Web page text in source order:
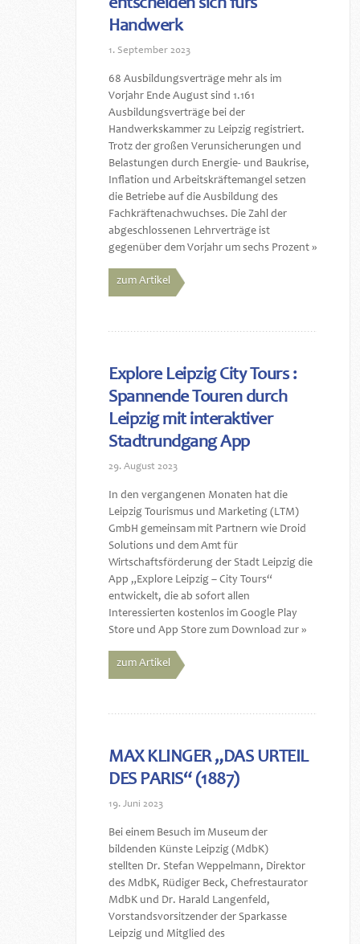
entscheiden sich fürs
Handwerk
1. September 2023
68 Ausbildungsverträge mehr als im
Vorjahr Ende August sind 1.161
Ausbildungsverträge bei der
Handwerkskammer zu Leipzig registriert.
Trotz der großen Verunsicherungen und
Belastungen durch Energie- und Baukrise,
Inflation und Arbeitskräftemangel setzen
die Betriebe auf die Ausbildung des
Fachkräftenachwuchses. Die Zahl der
abgeschlossenen Lehrverträge ist
gegenüber dem Vorjahr um sechs Prozent »
zum Artikel
Explore Leipzig City Tours :
Spannende Touren durch
Leipzig mit interaktiver
Stadtrundgang App
29. August 2023
In den vergangenen Monaten hat die
Leipzig Tourismus und Marketing (LTM)
GmbH gemeinsam mit Partnern wie Droid
Solutions und dem Amt für
Wirtschaftsförderung der Stadt Leipzig die
App „Explore Leipzig – City Tours“
entwickelt, die ab sofort allen
Interessierten kostenlos im Google Play
Store und App Store zum Download zur »
zum Artikel
MAX KLINGER „DAS URTEIL
DES PARIS“ (1887)
19. Juni 2023
Bei einem Besuch im Museum der
bildenden Künste Leipzig (MdbK)
stellten Dr. Stefan Weppelmann, Direktor
des MdbK, Rüdiger Beck, Chefrestaurator
MdbK und Dr. Harald Langenfeld,
Vorstandsvorsitzender der Sparkasse
Leipzig und Mitglied des